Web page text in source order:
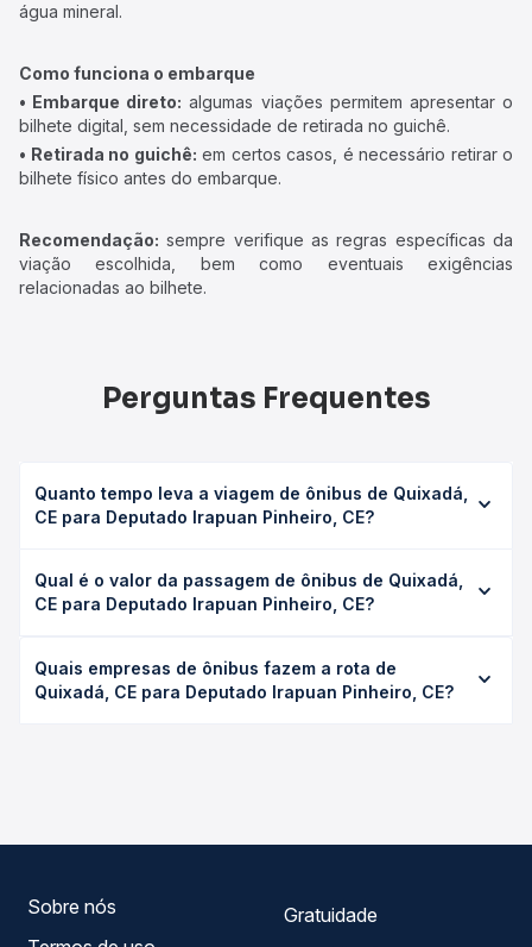
água mineral.
Como funciona o embarque
• Embarque direto: algumas viações permitem apresentar o
bilhete digital, sem necessidade de retirada no guichê.
• Retirada no guichê: em certos casos, é necessário retirar o
bilhete físico antes do embarque.
Recomendação: sempre verifique as regras específicas da
viação escolhida, bem como eventuais exigências
relacionadas ao bilhete.
Perguntas Frequentes
Quanto tempo leva a viagem de ônibus de Quixadá,
CE para Deputado Irapuan Pinheiro, CE?
Irapuan Pinheiro, CE leva em média 3h 26min, podendo
variar conforme a viação, o tipo de serviço (convencional,
duração exata de cada opção na data desejada.
Qual é o valor da passagem de ônibus de Quixadá,
CE para Deputado Irapuan Pinheiro, CE?
Deputado Irapuan Pinheiro, CE custa em média R$ 35,18 e
varia conforme a data da viagem, a empresa, o tipo de
Quais empresas de ônibus fazem a rota de
Quixadá, CE para Deputado Irapuan Pinheiro, CE?
Sobre nós
Gratuidade